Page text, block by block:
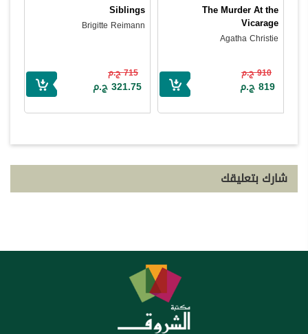
The Murder At the
Vicarage
Agatha Christie
910 ج.م
819 ج.م
Siblings
Brigitte Reimann
715 ج.م
321.75 ج.م
شارك بتعليقك